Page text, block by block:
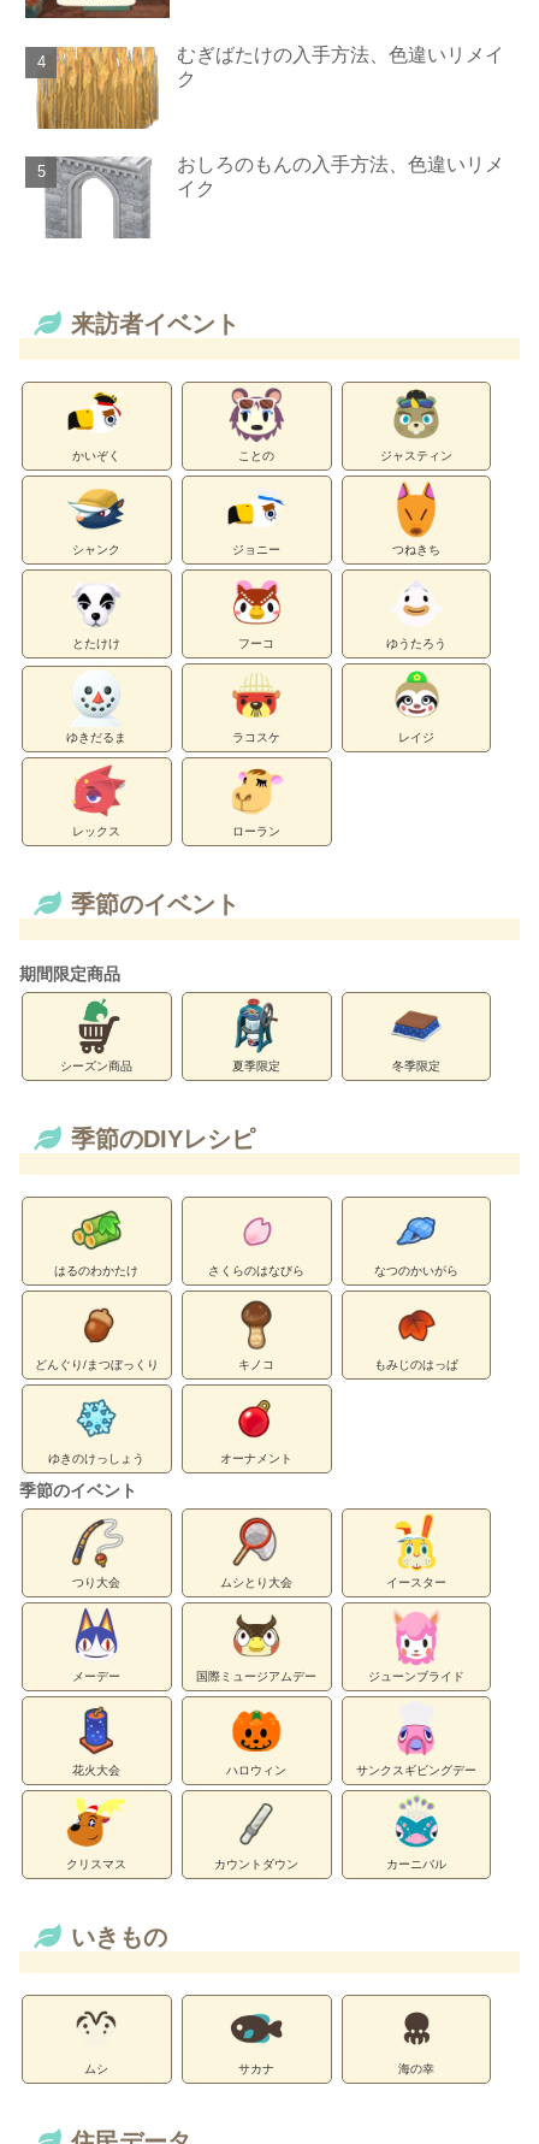
むぎばたけの入手方法、色違いリメイ
ク
おしろのもんの入手方法、色違いリメ
イク
来訪者イベント
かいぞく ことの ジャスティン
シャンク ジョニー つねきち
とたけけ フーコ ゆうたろう
ゆきだるま ラコスケ レイジ
レックス ローラン
季節のイベント
期間限定商品
シーズン商品 夏季限定 冬季限定
季節のDIYレシピ
はるのわかたけ さくらのはなびら なつのかいがら
どんぐり/まつぼっくり キノコ もみじのはっぱ
ゆきのけっしょう オーナメント
季節のイベント
つり大会 ムシとり大会 イースター
メーデー 国際ミュージアムデー ジューンブライド
花火大会 ハロウィン サンクスギビングデー
クリスマス カウントダウン カーニバル
いきもの
ムシ サカナ 海の幸